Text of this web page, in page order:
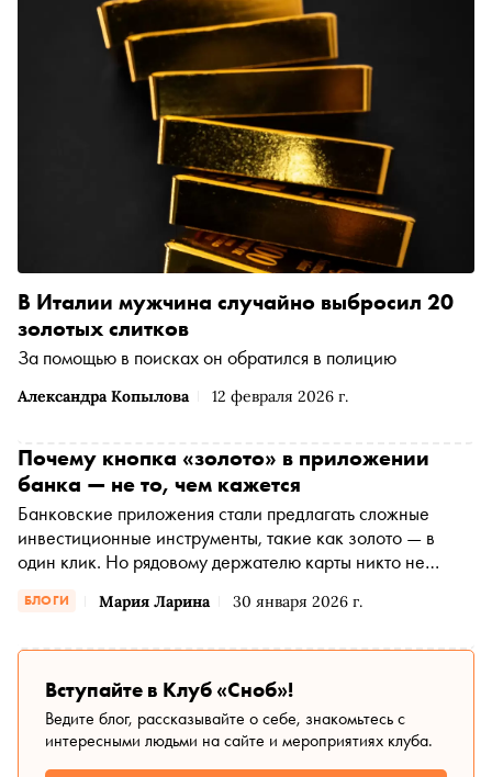
Александра Копылова 12 февраля 2026 г.
В Италии мужчина случайно выбросил 20
золотых слитков
За помощью в поисках он обратился в полицию
БЛОГИ Мария Ларина 30 января 2026 г.
Почему кнопка «золото» в приложении
банка — не то, чем кажется
Банковские приложения стали предлагать сложные
инвестиционные инструменты, такие как золото — в
один клик. Но рядовому держателю карты никто не
мировых рынках и тревожных новостей кнопка «Купить
деле, сегодня в моём блоге разберёмся с Артёмом
Пестеровым, финансовым экспертом, трейдером,
который расскажет о стратегии, страхе,
информационном шуме и способности принимать
решения с холодной головой
Вступайте в Клуб «Сноб»!
Ведите блог, рассказывайте о себе, знакомьтесь с
интересными людьми на сайте и мероприятиях клуба.